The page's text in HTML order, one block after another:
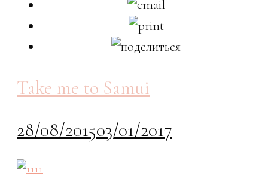
Take me to Samui
28/08/201503/01/2017